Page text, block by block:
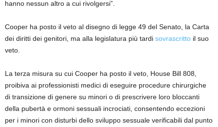
hanno nessun altro a cui rivolgersi”.
Cooper ha posto il veto al disegno di legge 49 del Senato, la Carta
dei diritti dei genitori, ma alla legislatura più tardi sovrascritto il suo
veto.
La terza misura su cui Cooper ha posto il veto, House Bill 808,
proibiva ai professionisti medici di eseguire procedure chirurgiche
di transizione di genere su minori o di prescrivere loro bloccanti
della pubertà e ormoni sessuali incrociati, consentendo eccezioni
per i minori con disturbi dello sviluppo sessuale verificabili dal punto